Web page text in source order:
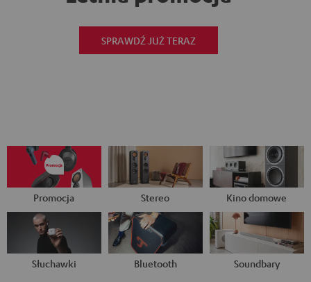
SPRAWDŹ JUŻ TERAZ
Promocja Stereo Kino domowe
Słuchawki Bluetooth Soundbary